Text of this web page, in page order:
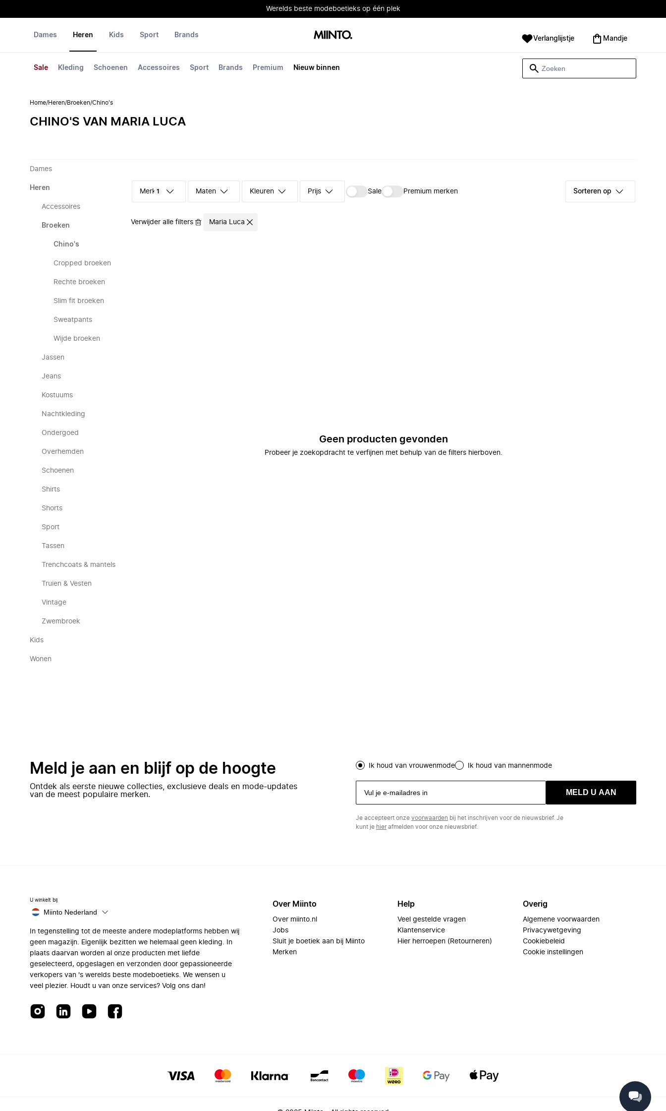
Werelds beste modeboetieks op één plek
Dames Heren
Sale Kleding Schoenen Accessoires Sport Brands Premium Nieuw binnen
Kids Sport Brands Verlanglijstje Mandje
Home/Heren/Broeken/Chino's
CHINO'S VAN MARIA LUCA
Dames
Heren
Accessoires
Broeken
Chino's
Cropped broeken
Rechte broeken
Slim fit broeken
Sweatpants
Wijde broeken
Jassen
Jeans
Kostuums
Nachtkleding
Ondergoed
Overhemden
Schoenen
Shirts
Shorts
Sport
Tassen
Trenchcoats & mantels
Truien & Vesten
Vintage
Zwembroek
Kids
Wonen
Merk 1 Maten Kleuren Prijs Sale Premium merken Sorteren op
Verwijder alle filters Maria Luca
Geen producten gevonden
Probeer je zoekopdracht te verfijnen met behulp van de filters hierboven.
Meld je aan en blijf op de hoogte
Ontdek als eerste nieuwe collecties, exclusieve deals en mode-updates
van de meest populaire merken.
Ik houd van vrouwenmode Ik houd van mannenmode
MELD U AAN
Je accepteert onze voorwaarden bij het inschrijven voor de nieuwsbrief. Je
kunt je hierafmelden voor onze nieuwsbrief.
U winkelt bij
Miinto Nederland
In tegenstelling tot de meeste andere modeplatforms hebben wij
geen magazijn. Eigenlijk bezitten we helemaal geen kleding. In
plaats daarvan worden al onze producten met liefde
geselecteerd, opgeslagen en verzonden door gepassioneerde
verkopers van 's werelds beste modeboetieks. We wensen u
veel plezier. Houdt u van onze services? Volg ons dan!
Over Miinto
Over miinto.nl
Jobs
Sluit je boetiek aan bij Miinto
Merken
Help
Veel gestelde vragen
Klantenservice
Hier herroepen (Retourneren)
Overig
Algemene voorwaarden
Privacywetgeving
Cookiebeleid
Cookie instellingen